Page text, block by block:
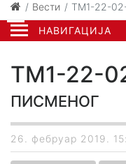
НАВИГАЦИЈА
Вести ТМ1-22-02-
ТМ1-22-
писменог
26. фебруар 2019.